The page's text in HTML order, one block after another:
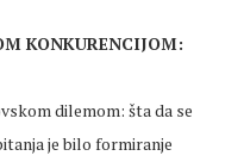
KONKURENCIJOM:
dilemom: šta da se
je bilo formiranje